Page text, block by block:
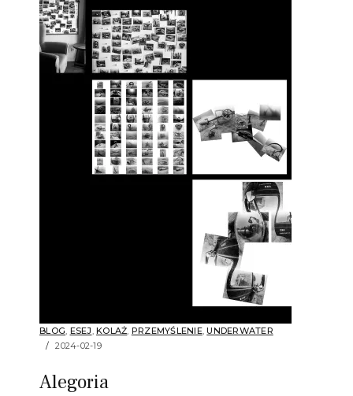
BLOG, ESEJ, KOLAŻ, PRZEMYŚLENIE,UNDERWATER
2024-02-19
Alegoria